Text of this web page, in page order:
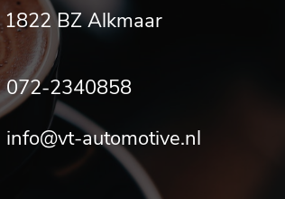
1822 BZ Alkmaar
072-2340858
info@vt-automotive.nl